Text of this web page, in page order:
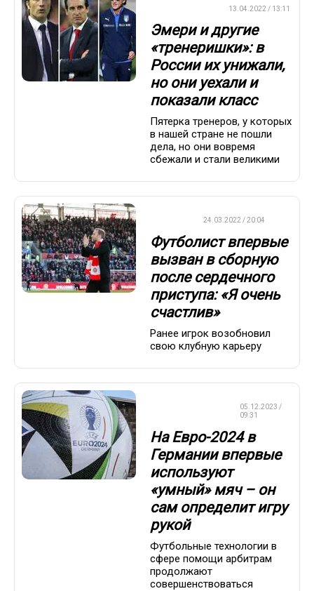
13.04.2022 / 13:11
Эмери и другие
«тренеришки»: в
России их унижали,
но они уехали и
показали класс
Пятерка тренеров, у которых
в нашей стране не пошли
дела, но они вовремя
сбежали и стали великими
24.03.2022 / 20:04
Футболист впервые
вызван в сборную
после сердечного
приступа: «Я очень
счастлив»
Ранее игрок возобновил
свою клубную карьеру
05.12.2023 /
09:31
На Евро-2024 в
Германии впервые
используют
«умный» мяч – он
сам определит игру
рукой
Футбольные технологии в
сфере помощи арбитрам
продолжают
совершенствоваться